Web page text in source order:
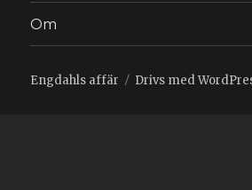
Om
Engdahls affär Drivs med